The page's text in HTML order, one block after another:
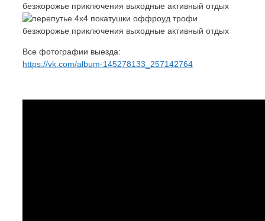
Все фотографии выезда:
https://vk.com/album-145278133_257142764